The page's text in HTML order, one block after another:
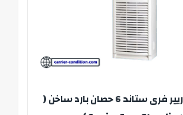
تكييف كاريير فرى ستاند 6 حصان بارد ساخن (